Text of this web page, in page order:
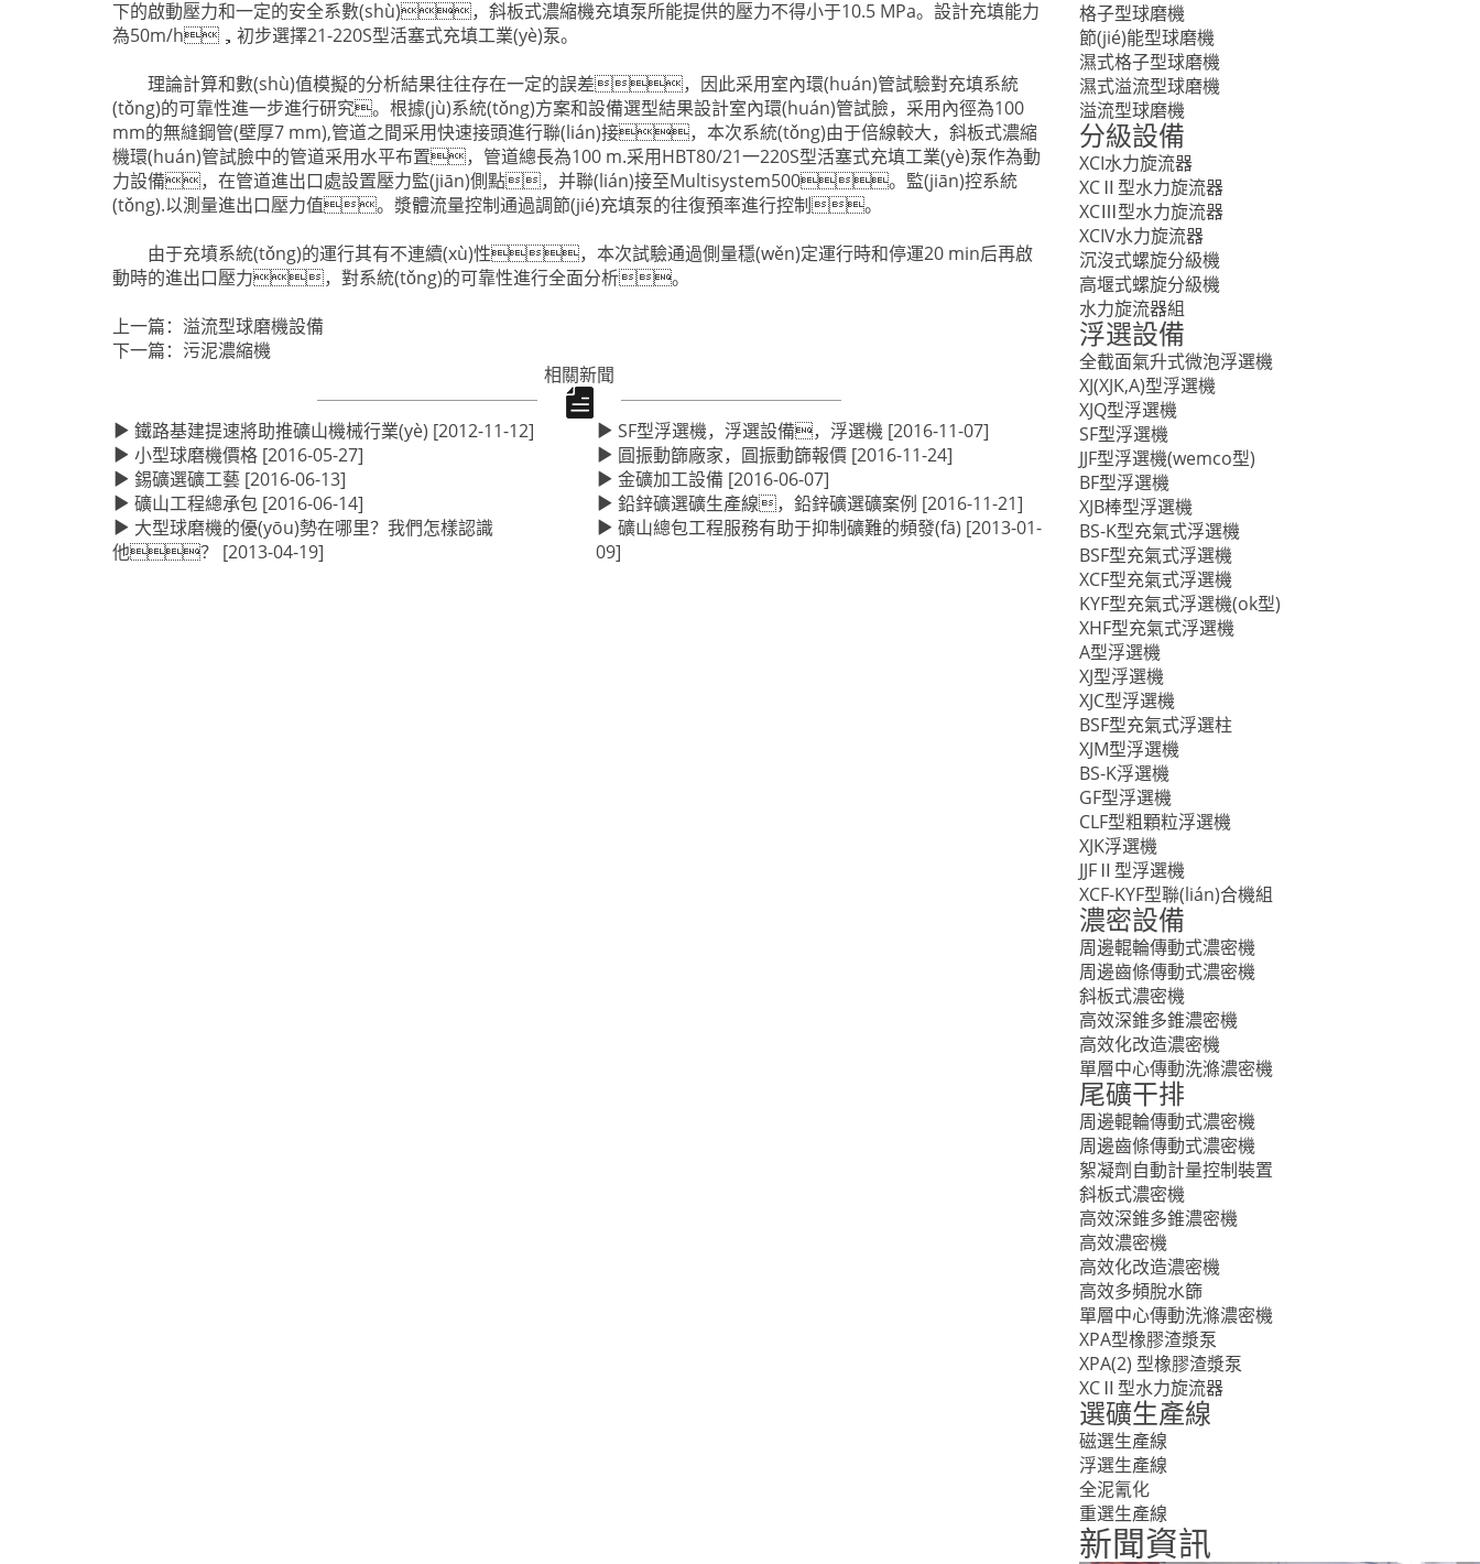
下的啟動壓力和一定的安全系數(shù)，斜板式濃縮機充填泵所能提供的壓力不得小于10.5 MPa。設計充填能力
為50m/h，初步選擇21-220S型活塞式充填工業(yè)泵。
理論計算和數(shù)值模擬的分析結果往往存在一定的誤差，因此采用室內環(huán)管試驗對充填系統
(tǒng)的可靠性進一步進行研究。根據(jù)系統(tǒng)方案和設備選型結果設計室內環(huán)管試臉，采用內徑為100
mm的無縫鋼管(壁厚7 mm),管道之間采用快速接頭進行聯(lián)接，本次系統(tǒng)由于倍線較大，斜板式濃縮
機環(huán)管試臉中的管道采用水平布置，管道總長為100 m.采用HBT80/21一220S型活塞式充填工業(yè)泵作為動
力設備，在管道進出口處設置壓力監(jiān)側點，并聯(lián)接至Multisystem500。監(jiān)控系統
(tǒng).以測量進出口壓力值。漿體流量控制通過調節(jié)充填泵的往復預率進行控制。
由于充墳系統(tǒng)的運行其有不連續(xù)性，本次試驗通過側量穩(wěn)定運行時和停運20 min后再啟
動時的進出口壓力，對系統(tǒng)的可靠性進行全面分析。
上一篇： 溢流型球磨機設備
下一篇： 污泥濃縮機
相關新聞
鐵路基建提速將助推礦山機械行業(yè) [2012-11-12] SF型浮選機，浮選設備，浮選機 [2016-11-07]
小型球磨機價格 [2016-05-27] 圓振動篩廠家，圓振動篩報價 [2016-11-24]
錫礦選礦工藝 [2016-06-13] 金礦加工設備 [2016-06-07]
礦山工程總承包 [2016-06-14] 鉛鋅礦選礦生產線，鉛鋅礦選礦案例 [2016-11-21]
大型球磨機的優(yōu)勢在哪里？我們怎樣認識
他？ [2013-04-19]
礦山總包工程服務有助于抑制礦難的頻發(fā) [2013-01-
09]
格子型球磨機
節(jié)能型球磨機
濕式格子型球磨機
濕式溢流型球磨機
溢流型球磨機
分級設備
XCI水力旋流器
XCⅡ型水力旋流器
XCⅢ型水力旋流器
XCIV水力旋流器
沉沒式螺旋分級機
高堰式螺旋分級機
水力旋流器組
浮選設備
全截面氣升式微泡浮選機
XJ(XJK,A)型浮選機
XJQ型浮選機
SF型浮選機
JJF型浮選機(wemco型)
BF型浮選機
XJB棒型浮選機
BS-K型充氣式浮選機
BSF型充氣式浮選機
XCF型充氣式浮選機
KYF型充氣式浮選機(ok型)
XHF型充氣式浮選機
A型浮選機
XJ型浮選機
XJC型浮選機
BSF型充氣式浮選柱
XJM型浮選機
BS-K浮選機
GF型浮選機
CLF型粗顆粒浮選機
XJK浮選機
JJFⅡ型浮選機
XCF-KYF型聯(lián)合機組
濃密設備
周邊輥輪傳動式濃密機
周邊齒條傳動式濃密機
斜板式濃密機
高效深錐多錐濃密機
高效化改造濃密機
單層中心傳動洗滌濃密機
尾礦干排
周邊輥輪傳動式濃密機
周邊齒條傳動式濃密機
絮凝劑自動計量控制裝置
斜板式濃密機
高效深錐多錐濃密機
高效濃密機
高效化改造濃密機
高效多頻脫水篩
單層中心傳動洗滌濃密機
XPA型橡膠渣漿泵
XPA(2) 型橡膠渣漿泵
XCⅡ型水力旋流器
選礦生產線
磁選生產線
浮選生產線
全泥氰化
重選生產線
新聞資訊